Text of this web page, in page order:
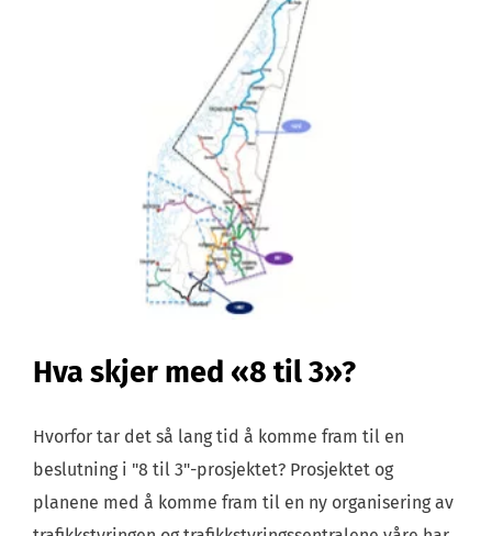
Hva skjer med «8 til 3»?
Hvorfor tar det så lang tid å komme fram til en
beslutning i "8 til 3"-prosjektet? Prosjektet og
planene med å komme fram til en ny organisering av